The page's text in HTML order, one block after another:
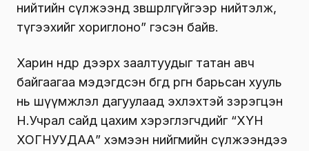
нийтийн сүлжээнд зөвшөөрөлгүйгээр нийтэлж,
түгээхийг хориглоно” гэсэн байв.
Харин өнөөдөр дээрх заалтуудыг татан авч
байгаагаа мэдэгдсэн бөгөөд өргөн барьсан хууль
нь шүүмжлэл дагуулаад эхлэхтэй зэрэгцэн
Н.Учрал сайд цахим хэрэглэгчдийг “ХҮН
ХОГНУУДАА” хэмээн нийгмийн сүлжээндээ